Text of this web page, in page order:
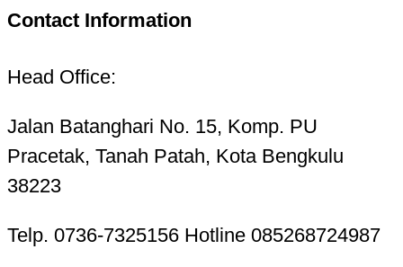
Contact Information
Head Office:
Jalan Batanghari No. 15, Komp. PU
Pracetak, Tanah Patah, Kota Bengkulu
38223
Telp. 0736-7325156 Hotline 085268724987